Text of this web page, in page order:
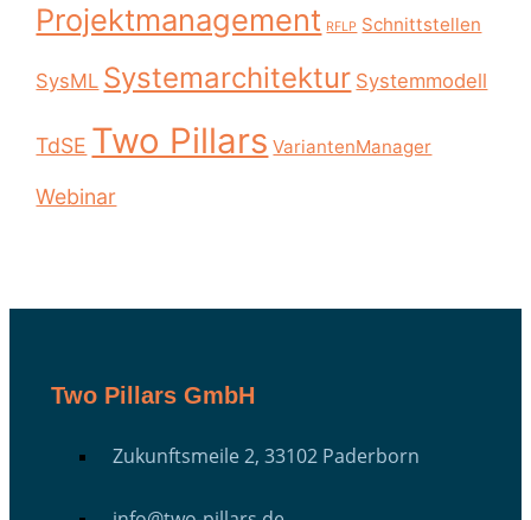
Projektmanagement RFLP Schnittstellen
SysML Systemarchitektur Systemmodell
TdSE Two Pillars VariantenManager
Webinar
Two Pillars GmbH
Zukunftsmeile 2, 33102 Paderborn